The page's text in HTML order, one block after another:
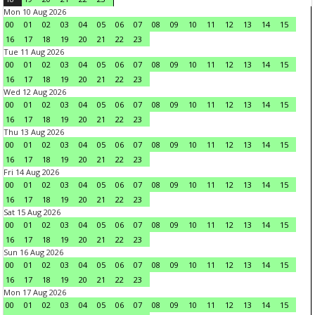
Mon 10 Aug 2026
00
01 02 03 04 05 06 07 08 09 10 11 12 13 14
15
16
17 18 19 20 21 22
23
Tue 11 Aug 2026
00
01 02 03 04 05 06 07 08 09 10 11 12 13 14
15
16
17 18 19 20 21 22
23
Wed 12 Aug 2026
00
01 02 03 04 05 06 07 08 09 10 11 12 13 14
15
16
17 18 19 20 21 22
23
Thu 13 Aug 2026
00
01 02 03 04 05 06 07 08 09 10 11 12 13 14
15
16
17 18 19 20 21 22
23
Fri 14 Aug 2026
00
01 02 03 04 05 06 07 08 09 10 11 12 13 14
15
16
17 18 19 20 21 22
23
Sat 15 Aug 2026
00
01 02 03 04 05 06 07 08 09 10 11 12 13 14
15
16
17 18 19 20 21 22
23
Sun 16 Aug 2026
00
01 02 03 04 05 06 07 08 09 10 11 12 13 14
15
16
17 18 19 20 21 22
23
Mon 17 Aug 2026
00
01 02 03 04 05 06 07 08 09 10 11 12 13 14
15